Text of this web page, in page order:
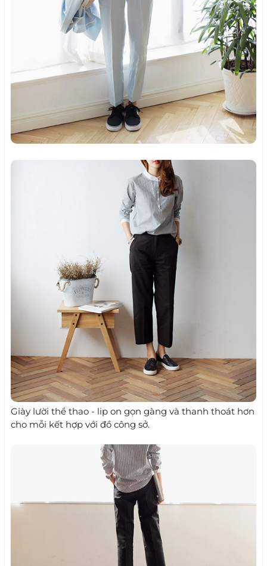
Giày lười thể thao - lip on gọn gàng và thanh thoát hơn
cho mỗi kết hợp với đồ công sở.